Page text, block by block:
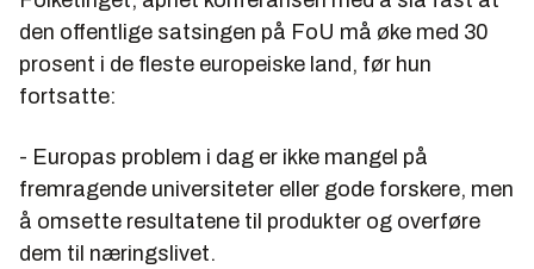
den offentlige satsingen på FoU må øke med 30
prosent i de fleste europeiske land, før hun
fortsatte:
- Europas problem i dag er ikke mangel på
fremragende universiteter eller gode forskere, men
å omsette resultatene til produkter og overføre
dem til næringslivet.